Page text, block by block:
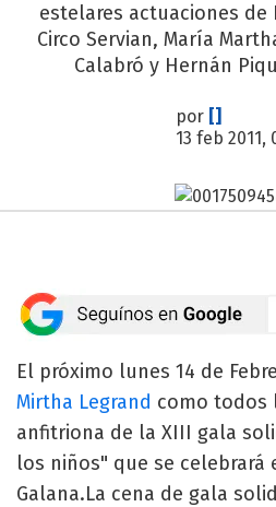
estelares actuaciones de
Circo Servian, María
Calabró y Hernán
por []
13 feb 2011,
El próximo lunes 14 de
Mirtha Legrand como todos
anfitriona de la XIII gala
los niños" que se celebrará
Galana.La cena de gala